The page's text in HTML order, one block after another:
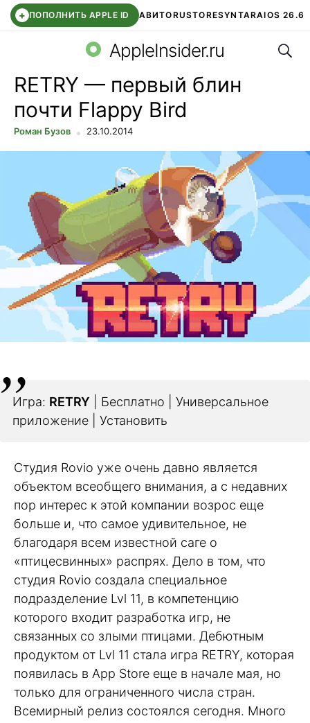
+ ПОПОЛНИТЬ APPLE ID АВИТОRUSTORESYNTARAIOS 26.6
СБЕР КИДС ЧАТ ROBLOXВТБ ОНЛАЙН
AppleInsider.ru
RETRY — первый блин
почти Flappy Bird
Роман Бузов 23.10.2014
Игра: RETRY | Бесплатно | Универсальное
приложение | Установить
Студия Rovio уже очень давно является
объектом всеобщего внимания, а с недавних
пор интерес к этой компании возрос еще
больше и, что самое удивительное, не
благодаря всем известной саге о
«птицесвинных» распрях. Дело в том, что
студия Rovio создала специальное
подразделение Lvl 11, в компетенцию
которого входит разработка игр, не
связанных со злыми птицами. Дебютным
продуктом от Lvl 11 стала игра RETRY, которая
появилась в App Store еще в начале мая, но
только для ограниченного числа стран.
Всемирный релиз состоялся сегодня. Много